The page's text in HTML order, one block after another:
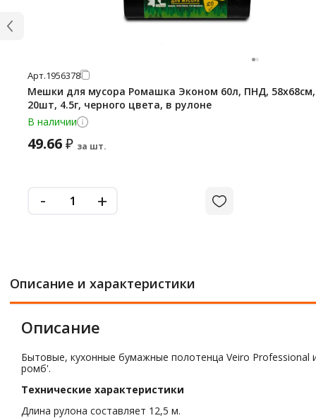
Арт.1956378
Мешки для мусора Ромашка Эконом 60л, ПНД,
20шт, 4.5г, черного цвета, в рулоне
В наличии
49.66₽ за шт.
- +
Описание и характеристики
Описание
Бытовые, кухонные бумажные полотенца Veiro
ромб'.
Технические характеристики
Длина рулона составляет 12,5 м.